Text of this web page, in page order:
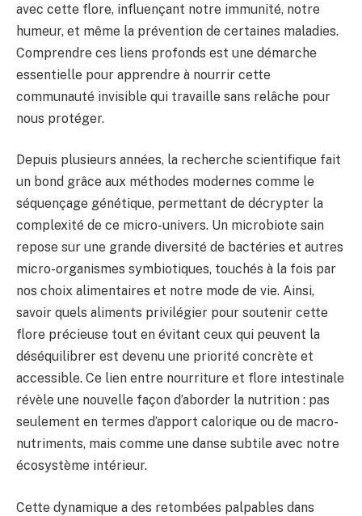
avec cette flore, influençant notre immunité, notre
humeur, et même la prévention de certaines maladies.
Comprendre ces liens profonds est une démarche
essentielle pour apprendre à nourrir cette
communauté invisible qui travaille sans relâche pour
nous protéger.
Depuis plusieurs années, la recherche scientifique fait
un bond grâce aux méthodes modernes comme le
séquençage génétique, permettant de décrypter la
complexité de ce micro-univers. Un microbiote sain
repose sur une grande diversité de bactéries et autres
micro-organismes symbiotiques, touchés à la fois par
nos choix alimentaires et notre mode de vie. Ainsi,
savoir quels aliments privilégier pour soutenir cette
flore précieuse tout en évitant ceux qui peuvent la
déséquilibrer est devenu une priorité concrète et
accessible. Ce lien entre nourriture et flore intestinale
révèle une nouvelle façon d’aborder la nutrition : pas
seulement en termes d’apport calorique ou de macro-
nutriments, mais comme une danse subtile avec notre
écosystème intérieur.
Cette dynamique a des retombées palpables dans